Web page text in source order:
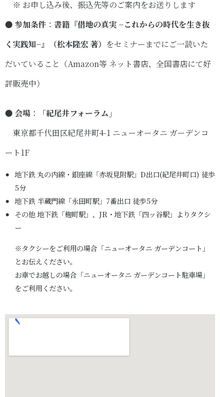
※ お申し込み後、振込先等のご案内をお送りします
● 参加条件 ： 書籍『借地の真実 −これからの時代を生き抜
く実践知−』（松本隆宏 著） をセミナーまでにご一読いた
だいていること（Amazon等 ネット書店、全国書店にて好
評販売中）
● 会場 ：
「紀尾井フォーラム」
東京都千代田区紀尾井町4-1 ニューオータニ ガーデンコ
ート1F
地下鉄 丸の内線・銀座線「赤坂見附駅」D出口(紀尾井町口) 徒歩
5分
地下鉄 半蔵門線「永田町駅」7番出口 徒歩5分
その他 地下鉄「麹町駅」、JR・地下鉄「四ッ谷駅」よりタクシ
ー
※タクシーをご利用の場合「ニューオータニ ガーデンコート」
とお伝えください。
お車でお越しの場合「ニューオータニ ガーデンコート駐車場」
をご利用ください。